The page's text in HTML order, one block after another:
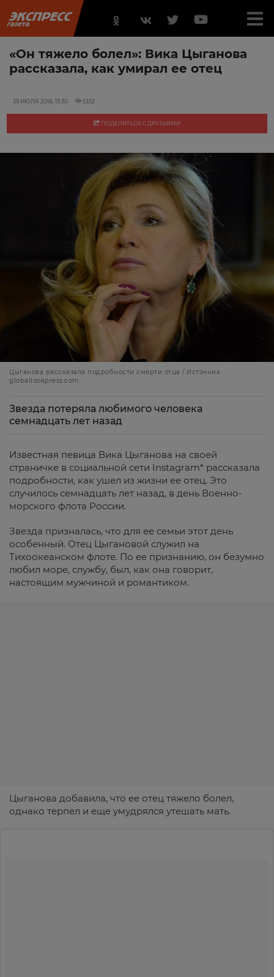
«Он тяжело болел»: Вика Цыганова
рассказала, как умирал ее отец
29 ИЮЛЯ 2018, 13:30 5332
ПОДЕЛИТЬСЯ С ДРУЗЬЯМИ
Цыганова рассказала подробности смерти отца / Источник:
globallookpress.com
Звезда потеряла любимого человека
семнадцать лет назад
Известная певица Вика Цыганова на своей
страничке в социальной сети Instagram* рассказала
подробности, как ушел из жизни ее отец. Это
случилось семнадцать лет назад, в день Военно-
морского флота России.
Звезда призналась, что для ее семьи этот день
особенный. Отец Цыгановой служил на
Тихоокеанском флоте. По ее признанию, он безумно
любил море, службу, был, как она говорит,
настоящим мужчиной и романтиком.
Цыганова добавила, что ее отец тяжело болел,
однако терпел и еще умудрялся утешать мать.